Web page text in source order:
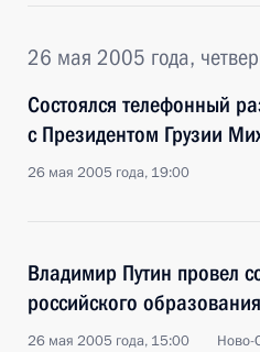
26 мая 2005 года,
Состоялся телефонный
с Президентом Грузии
26 мая 2005 года, 19:00
Владимир Путин провел
российского образования
26 мая 2005 года, 15:00 Ново-